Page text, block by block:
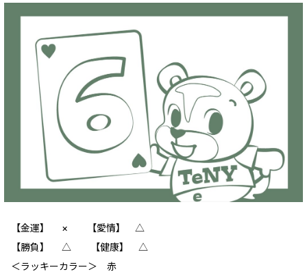
【金運】 × 【愛情】 △
【勝負】 △ 【健康】 △
＜ラッキーカラー＞ 赤